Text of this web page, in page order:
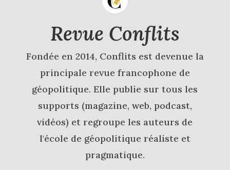
Revue Conflits
Fondée en 2014, Conflits est devenue la
principale revue francophone de
géopolitique. Elle publie sur tous les
supports (magazine, web, podcast,
vidéos) et regroupe les auteurs de
l'école de géopolitique réaliste et
pragmatique.